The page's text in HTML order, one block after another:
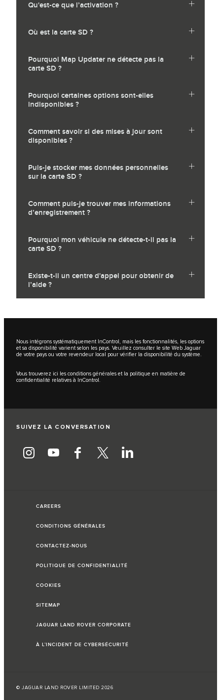
Qu'est-ce que l’activation ?
Où est la carte SD ?
Pourquoi Map Updater ne détecte pas la
carte SD ?
Pourquoi certaines options sont-elles
indisponibles ?
Comment savoir si des mises à jour sont
disponibles ?
Puis-je stocker mes données personnelles
sur la carte SD ?
Comment puis-je trouver mes informations
d’enregistrement ?
Pourquoi mon véhicule ne détecte-t-il pas la
carte SD ?
Existe-t-il un centre d'appel pour obtenir de
l’aide ?
Nous intégrons systématiquement InControl, mais les fonctionnalités, les options
et sa disponibilité varient selon les pays. Veuillez consulter le site Web Jaguar
de votre pays ou votre revendeur local pour vérifier la disponibilité du système.
Vous trouverez ici les conditions générales et la politique en matière de
confidentialité relatives à InControl.
SUIVEZ LA CONVERSATION
CAREERS
CONDITIONS GÉNÉRALES
CONTACTEZ-NOUS
POLITIQUE DE CONFIDENTIALITÉ
COOKIES
SITEMAP
JAGUAR LAND ROVER CORPORATE
À L’INCIDENT DE CYBERSÉCURITÉ
© JAGUAR LAND ROVER LIMITED 2026